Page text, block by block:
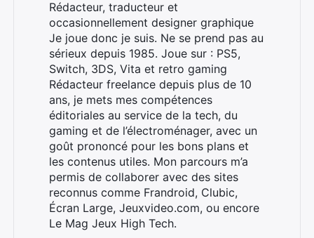
Rédacteur, traducteur et
occasionnellement designer graphique
Je joue donc je suis. Ne se prend pas au
sérieux depuis 1985. Joue sur : PS5,
Switch, 3DS, Vita et retro gaming
Rédacteur freelance depuis plus de 10
ans, je mets mes compétences
éditoriales au service de la tech, du
gaming et de l’électroménager, avec un
goût prononcé pour les bons plans et
les contenus utiles. Mon parcours m’a
permis de collaborer avec des sites
reconnus comme Frandroid, Clubic,
Écran Large, Jeuxvideo.com, ou encore
Le Mag Jeux High Tech.